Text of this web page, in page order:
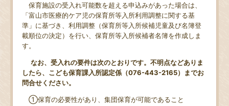
保育施設の受入れ可能数を超える申込みがあった場合は、
「富山市医療的ケア児の保育所等入所利用調整に関する基
準」に基づき、利用調整（保育所等入所候補児童及び名簿登
載順位の決定）を行い、保育所等入所候補者名簿を作成しま
す。
なお、受入れの要件は次のとおりです。不明点などありま
したら、こども保育課入所認定係（076-443-2165）までお
問合せください。
①保育の必要性があり、集団保育が可能であること